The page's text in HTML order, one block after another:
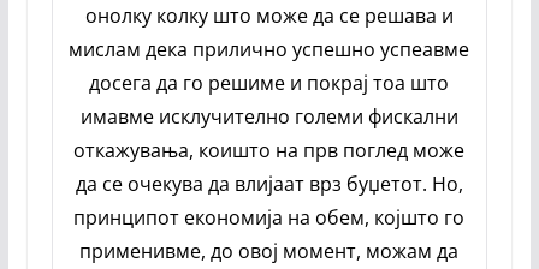
онолку колку што може да се решава и
мислам дека прилично успешно успеавме
досега да го решиме и покрај тоа што
имавме исклучително големи фискални
откажувања, коишто на прв поглед може
да се очекува да влијаат врз буџетот. Но,
принципот економија на обем, којшто го
применивме, до овој момент, можам да